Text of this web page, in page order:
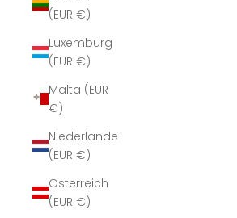
(EUR €)
Luxemburg
(EUR €)
Malta (EUR
€)
Niederlande
(EUR €)
Österreich
(EUR €)